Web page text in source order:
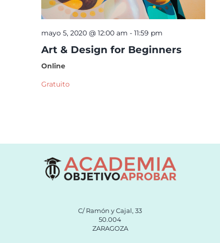
mayo 5, 2020 @ 12:00 am - 11:59 pm
Art & Design for Beginners
Online
Gratuito
C/ Ramón y Cajal, 33
50.004
ZARAGOZA